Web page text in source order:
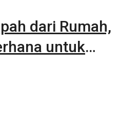
dari Rumah,
untuk